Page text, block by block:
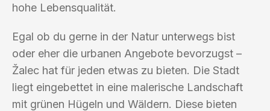
hohe Lebensqualität.
Egal ob du gerne in der Natur unterwegs bist
oder eher die urbanen Angebote bevorzugst –
Žalec hat für jeden etwas zu bieten. Die Stadt
liegt eingebettet in eine malerische Landschaft
mit grünen Hügeln und Wäldern. Diese bieten